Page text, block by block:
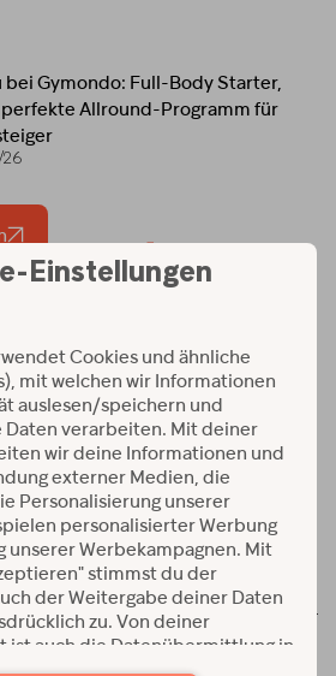
bei Gymondo: Full-Body Starter,
Allround-Programm für
26
Verfügbar auf:
Rechte vorbehalten